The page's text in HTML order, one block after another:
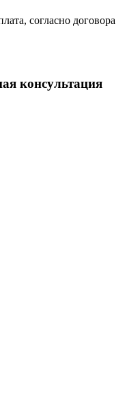
согласно договора
консультация